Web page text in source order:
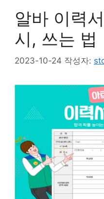
알바 이력
시, 쓰는 법
2023-10-24 작성자: